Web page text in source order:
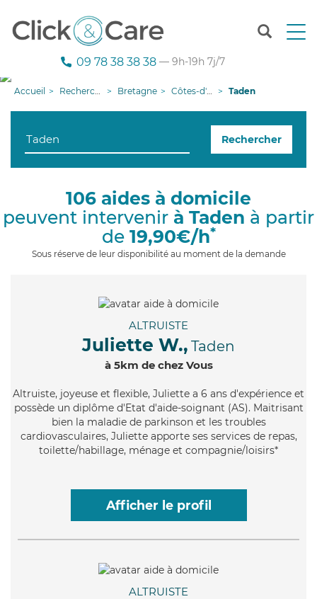
T
n
g
i
09 78 38 38 38 — 9h-19h 7j/7
Accueil Recherche aide à domicile Bretagne Côtes-d'armor Taden
Rechercher
106 aides à domicile
peuvent intervenir à Taden à partir
de 19,90€/h*
Sous réserve de leur disponibilité au moment de la demande
ALTRUISTE
Juliette W., Taden
à 5km de chez Vous
Altruiste, joyeuse et flexible, Juliette a 6 ans d'expérience et
possède un diplôme d'Etat d'aide-soignant (AS). Maitrisant
bien la maladie de parkinson et les troubles
cardiovasculaires, Juliette apporte ses services de repas,
toilette/habillage, ménage et compagnie/loisirs*
Afficher le profil
ALTRUISTE